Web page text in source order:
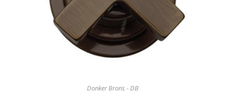
Donker Brons - DB